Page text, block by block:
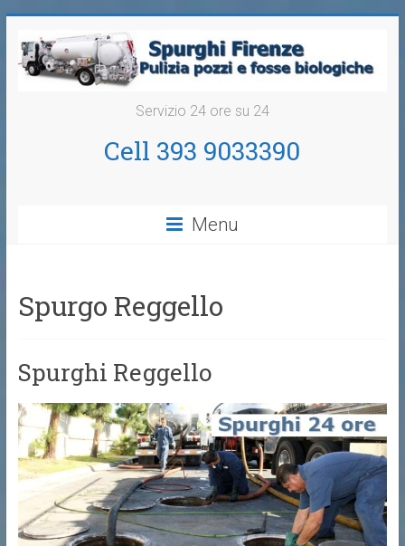
Servizio 24 ore su 24
Cell 393 9033390
Menu
Spurgo Reggello
Spurghi Reggello